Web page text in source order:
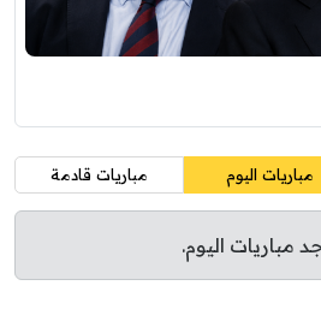
مباريات اليوم مباريات قادمة
مباريات اليوم.